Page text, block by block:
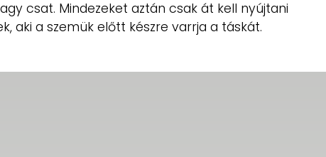
csat. Mindezeket aztán csak át kell nyújtani
aki a szemük előtt készre varrja a táskát.